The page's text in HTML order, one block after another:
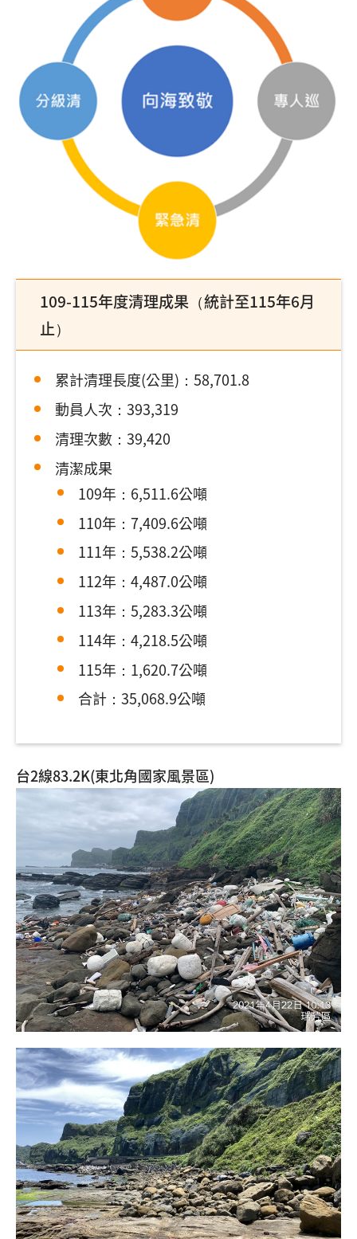
109-115年度清理成果（統計至115年6月
止）
累計清理長度(公里)：58,701.8
動員人次：393,319
清理次數：39,420
清潔成果
109年：6,511.6公噸
110年：7,409.6公噸
111年：5,538.2公噸
112年：4,487.0公噸
113年：5,283.3公噸
114年：4,218.5公噸
115年：1,620.7公噸
合計：35,068.9公噸
台2線83.2K(東北角國家風景區)